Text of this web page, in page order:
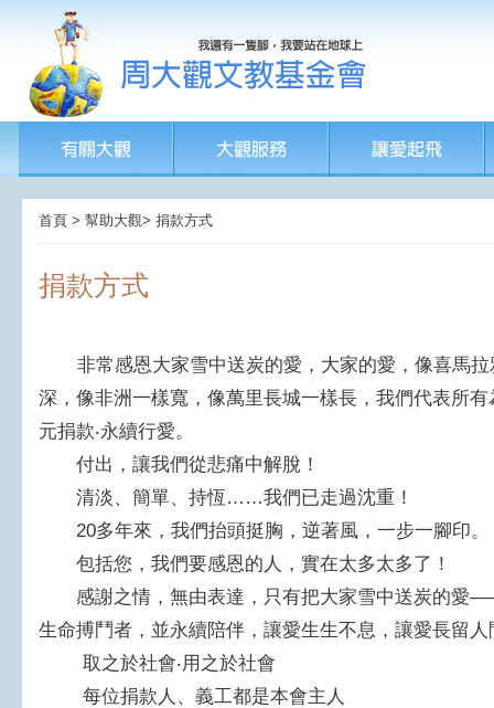
首頁 > 幫助大觀> 捐款方式
捐款方式
非常感恩大家雪中送炭的愛，大家的愛，像喜馬拉
深，像非洲一樣寬，像萬里長城一樣長，我們代表所
元捐款‧永續行愛。
付出，讓我們從悲痛中解脫！
清淡、簡單、持恆……我們已走過沈重！
20多年來，我們抬頭挺胸，逆著風，一步一腳印。
包括您，我們要感恩的人，實在太多太多了！
感謝之情，無由表達，只有把大家雪中送炭的愛
生命搏鬥者，並永續陪伴，讓愛生生不息，讓愛長留人
取之於社會‧用之於社會
每位捐款人、義工都是本會主人